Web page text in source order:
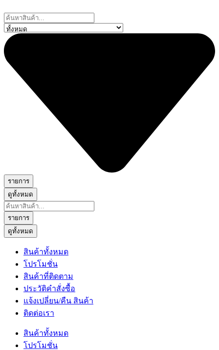
to
content
Search
...
รายการ
ดูทั้งหมด
Search
...
รายการ
ดูทั้งหมด
สินค้าทั้งหมด
โปรโมชั่น
สินค้าที่ติดตาม
ประวัติคำสั่งซื้อ
แจ้งเปลี่ยน/คืน สินค้า
ติดต่อเรา
สินค้าทั้งหมด
โปรโมชั่น